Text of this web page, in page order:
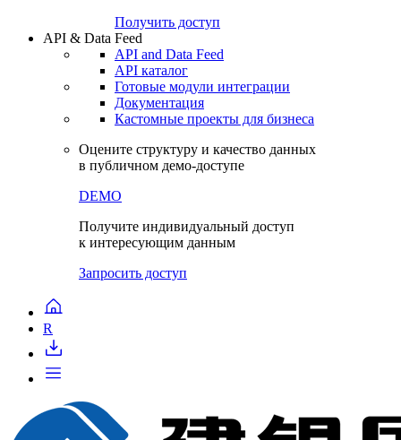
Получить доступ
API & Data Feed
API and Data Feed
API каталог
Готовые модули интеграции
Документация
Кастомные проекты для бизнеса
Оцените структуру и качество данных
в публичном демо-доступе
DEMO
Получите индивидуальный доступ
к интересующим данным
Запросить доступ
R